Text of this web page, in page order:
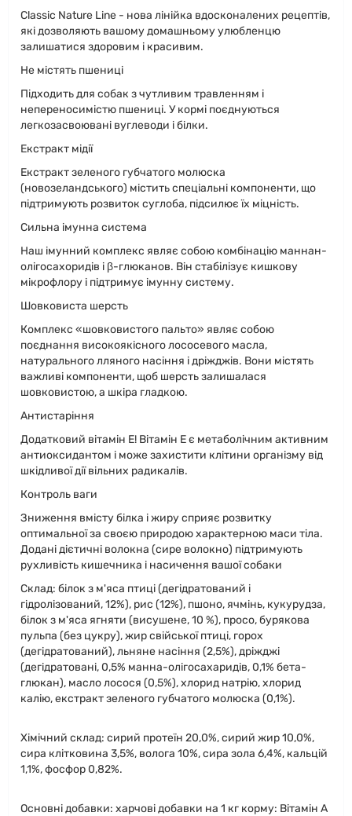
Classic Nature Line - нова лінійка вдосконалених рецептів,
які дозволяють вашому домашньому улюбленцю
залишатися здоровим і красивим.
Не містять пшениці
Підходить для собак з чутливим травленням і
непереносимістю пшениці. У кормі поєднуються
легкозасвоювані вуглеводи і білки.
Екстракт мідії
Екстракт зеленого губчатого молюска
(новозеландського) містить спеціальні компоненти, що
підтримують розвиток суглоба, підсилює їх міцність.
Сильна імунна система
Наш імунний комплекс являє собою комбінацію маннан-
олігосахоридів і β-глюканов. Він стабілізує кишкову
мікрофлору і підтримує імунну систему.
Шовковиста шерсть
Комплекс «шовковистого пальто» являє собою
поєднання високоякісного лососевого масла,
натурального лляного насіння і дріжджів. Вони містять
важливі компоненти, щоб шерсть залишалася
шовковистою, а шкіра гладкою.
Антистаріння
Додатковий вітамін Е! Вітамін Е є метаболічним активним
антиоксидантом і може захистити клітини організму від
шкідливої дії вільних радикалів.
Контроль ваги
Зниження вмісту білка і жиру сприяє розвитку
оптимальної за своєю природою характерною маси тіла.
Додані дієтичні волокна (сире волокно) підтримують
рухливість кишечника і насичення вашої собаки
Склад: білок з м'яса птиці (дегідратований і
гідролізований, 12%), рис (12%), пшоно, ячмінь, кукурудза,
білок з м'яса ягняти (висушене, 10 %), просо, бурякова
пульпа (без цукру), жир свійської птиці, горох
(дегідратований), льняне насіння (2,5%), дріжджі
(дегідратовані, 0,5% манна-олігосахаридів, 0,1% бета-
глюкан), масло лосося (0,5%), хлорид натрію, хлорид
калію, екстракт зеленого губчатого молюска (0,1%).
Хімічний склад: сирий протеїн 20,0%, сирий жир 10,0%,
сира клітковина 3,5%, волога 10%, сира зола 6,4%, кальцій
1,1%, фосфор 0,82%.
Основні добавки: харчові добавки на 1 кг корму: Вітамін А